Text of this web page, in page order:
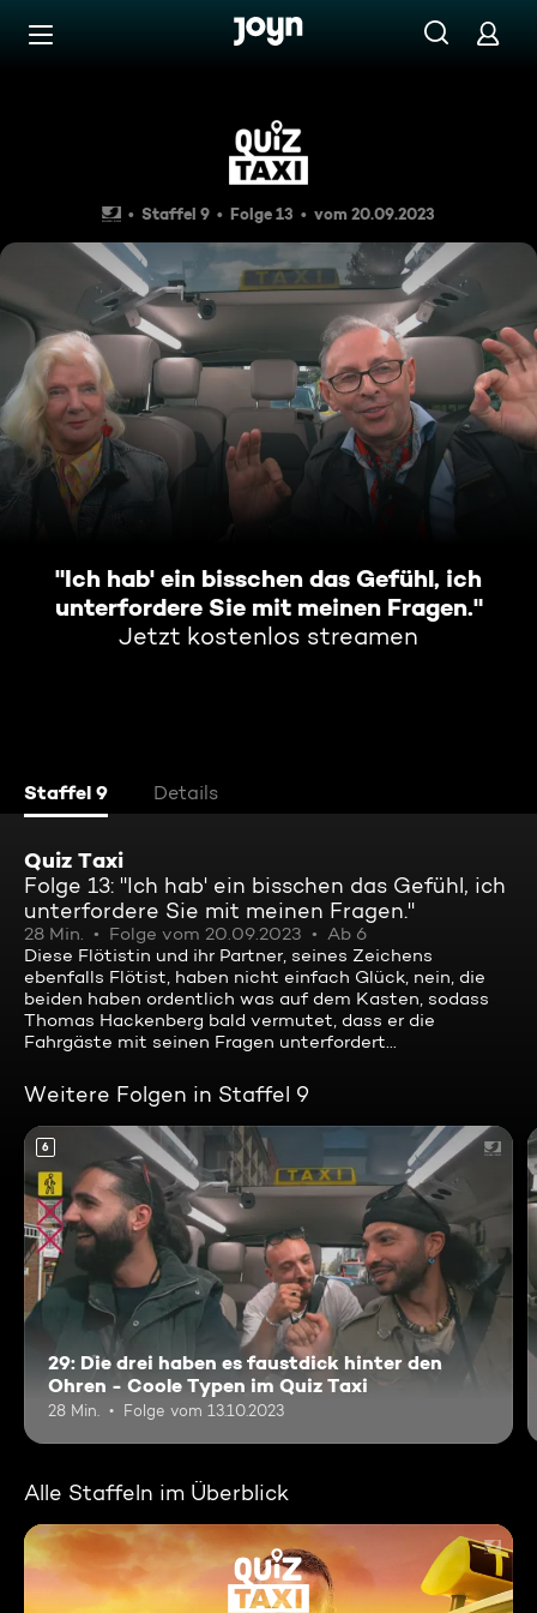
Zum Inhalt springen
"Ich hab' ein bisschen das
Staffel 9 Folge 13 vom 20.09.2023
"Ich hab' ein bisschen das Gefühl, ich
unterfordere Sie mit meinen Fragen."
Jetzt kostenlos streamen
Staffel 9 Details
Quiz Taxi
Folge 13: "Ich hab' ein bisschen das Gefühl, ich
unterfordere Sie mit meinen Fragen."
28 Min. Folge vom 20.09.2023
Ab 6
Diese Flötistin und ihr Partner, seines Zeichens
ebenfalls Flötist, haben nicht einfach Glück, nein, die
beiden haben ordentlich was auf dem Kasten, sodass
Thomas Hackenberg bald vermutet, dass er die
Fahrgäste mit seinen Fragen unterfordert...
Weitere Folgen in Staffel 9
6
29: Die drei haben es faustdick hinter den
Ohren - Coole Typen im Quiz Taxi
28 Min. Folge vom 13.10.2023
Alle Staffeln im Überblick